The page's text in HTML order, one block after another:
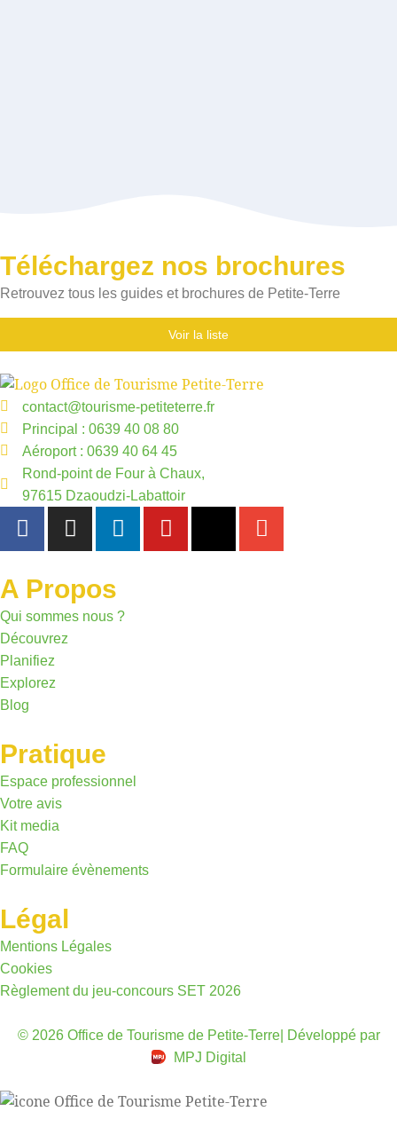
Téléchargez nos brochures
Retrouvez tous les guides et brochures de Petite-Terre
Voir la liste
contact@tourisme-petiteterre.fr
Principal : 0639 40 08 80
Aéroport : 0639 40 64 45
Rond-point de Four à Chaux,
97615 Dzaoudzi-Labattoir
A Propos
Qui sommes nous ?
Découvrez
Planifiez
Explorez
Blog
Pratique
Espace professionnel
Votre avis
Kit media
FAQ
Formulaire évènements
Légal
Mentions Légales
Cookies
Règlement du jeu-concours SET 2026
© 2026 Office de Tourisme de Petite-Terre| Développé par
MPJ Digital